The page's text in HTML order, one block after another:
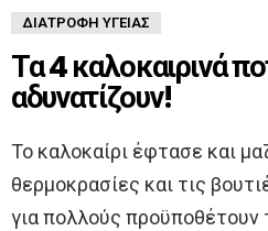
ΔΙΑΤΡΟΦΉ ΥΓΕΊΑΣ
Τα 4 καλοκαιρινά
αδυνατίζουν!
Το καλοκαίρι έφτασε και
θερμοκρασίες και τις
για πολλούς προϋποθέτουν